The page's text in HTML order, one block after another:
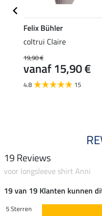
Felix Bühler
coltrui Claire
19,90 €
vanaf 15,90 €
4.8 15
19 Reviews
voor longsleeve shirt Anni
19 van 19 Klanten kunnen
5 Sterren